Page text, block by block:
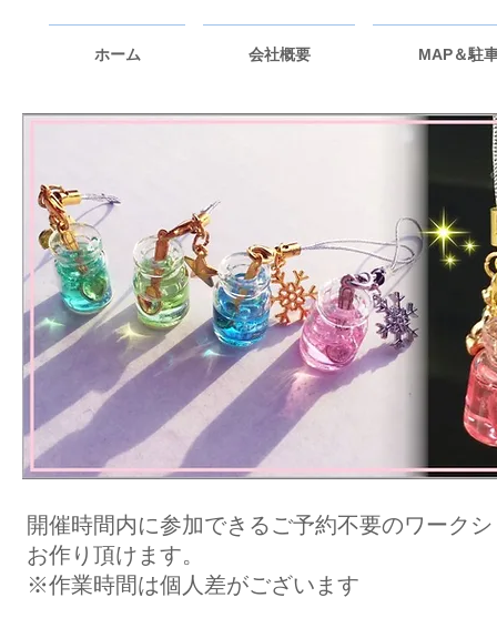
ホーム 会社概要 MAP＆駐
開催時間内に参加できるご予約不要のワーク
お作り頂けます。
​※作業時間は個人差がございます